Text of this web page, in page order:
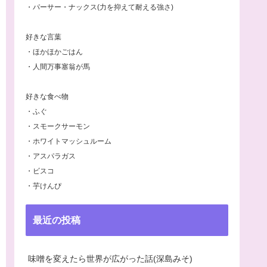
・パーサー・ナックス(力を抑えて耐える強さ)
好きな言葉
・ほかほかごはん
・人間万事塞翁が馬
好きな食べ物
・ふぐ
・スモークサーモン
・ホワイトマッシュルーム
・アスパラガス
・ビスコ
・芋けんぴ
最近の投稿
味噌を変えたら世界が広がった話(深島みそ)